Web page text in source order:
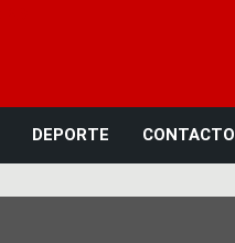
DEPORTE CONTACTO